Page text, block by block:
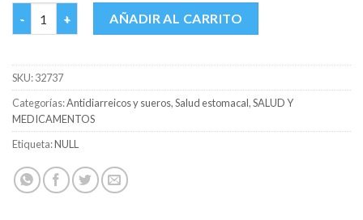
SULZINC 2MG/ML SOL. ORAL FCO X 120 ML cantidad
AÑADIR AL CARRITO
SKU:32737
Categorías:Antidiarreicos y sueros,Salud estomacal,SALUD Y
MEDICAMENTOS
Etiqueta:NULL